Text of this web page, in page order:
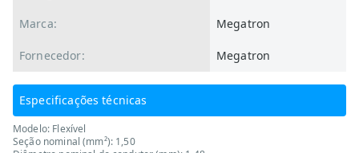
Marca: Megatron
Fornecedor: Megatron
Especificações técnicas
Modelo: Flexível
Seção nominal (mm²): 1,50